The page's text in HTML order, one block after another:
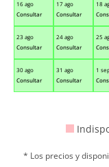
16 ago
Consultar
17 ago
Consultar
18
23 ago
Consultar
24 ago
Consultar
25
30 ago
Consultar
31 ago
Consultar
1
* Los precios y